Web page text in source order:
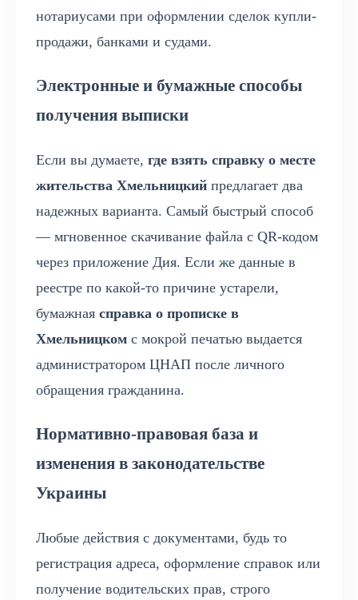
нотариусами при оформлении сделок купли-
продажи, банками и судами.
Электронные и бумажные способы
получения выписки
Если вы думаете, где взять справку о месте
жительства Хмельницкий предлагает два
надежных варианта. Самый быстрый способ
— мгновенное скачивание файла с QR-кодом
через приложение Дия. Если же данные в
реестре по какой-то причине устарели,
бумажная справка о прописке в
Хмельницком с мокрой печатью выдается
администратором ЦНАП после личного
обращения гражданина.
Нормативно-правовая база и
изменения в законодательстве
Украины
Любые действия с документами, будь то
регистрация адреса, оформление справок или
получение водительских прав, строго